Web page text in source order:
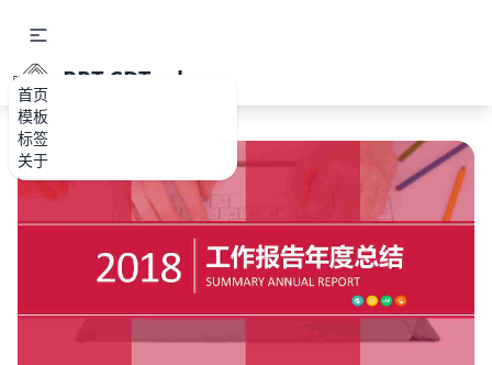
首页
模板
标签
关于
PPT.CDTools